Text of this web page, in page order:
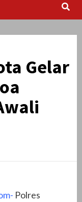
Gelar
Polres